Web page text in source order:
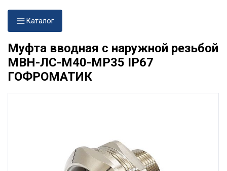
Каталог
Муфта вводная с наружной резьбой
МВН-ЛС-М40-МР35 IP67
ГОФРОМАТИК